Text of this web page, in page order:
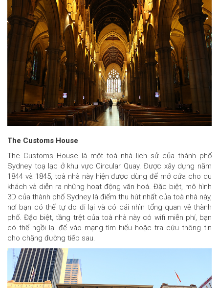
The Customs House
The Customs House là một toà nhà lịch sử của thành phố
Sydney toạ lạc ở khu vực Circular Quay. Được xây dựng năm
1844 và 1845, toà nhà này hiện được dùng để mở cửa cho du
khách và diễn ra những hoạt động văn hoá. Đặc biệt, mô hình
3D của thành phố Sydney là điểm thu hút nhất của toà nhà này,
nơi bạn có thể tự do đi lại và có cái nhìn tổng quan về thành
phố. Đặc biệt, tầng trệt của toà nhà này có wifi miễn phí, bạn
có thể ngồi lại để vào mạng tìm hiểu hoặc tra cứu thông tin
cho chặng đường tiếp sau.